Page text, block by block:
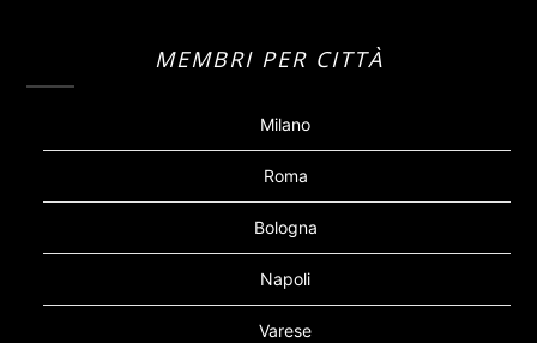
MEMBRI PER CITTÀ
Milano
Roma
Bologna
Napoli
Varese